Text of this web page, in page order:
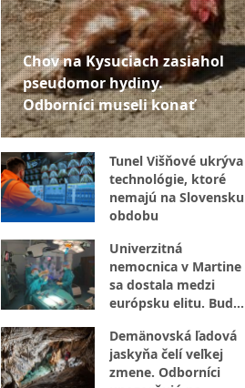
Chov na Kysuciach zasiahol
pseudomor hydiny.
Odborníci museli konať
Tunel Višňové ukrýva
technológie, ktoré
nemajú na Slovensku
obdobu
Univerzitná
nemocnica v Martine
sa dostala medzi
európsku elitu. Bude
inteligenciu
Demänovská ľadová
jaskyňa čelí veľkej
zmene. Odborníci